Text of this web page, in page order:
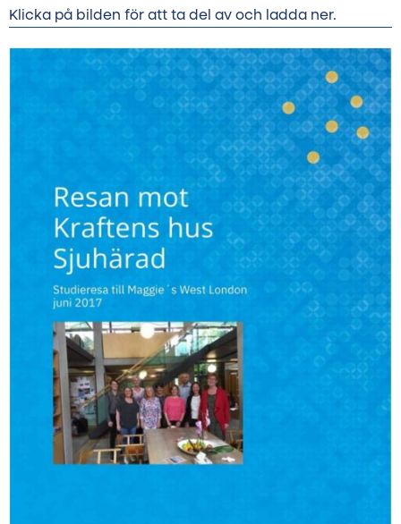
Klicka på bilden för att ta del av och ladda ner.